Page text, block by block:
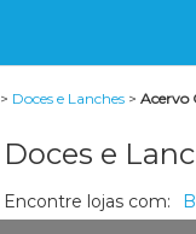
> Doces e Lanches > Acervo
Doces e
Encontre lojas com: